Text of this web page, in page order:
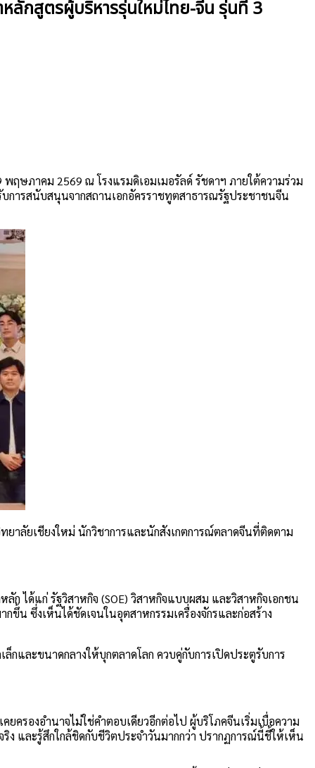
หลักสูตรผู้บริหารรุ่นใหม่ไทย-จีน รุ่นที่ 3
ฤษภาคม 2569 ณ โรงแรมดิเอมเมอรัลด์ รัชดาฯ ภายใต้ความร่วม
การสนับสนุนจากสถานเอกอัครราชทูตสาธารณรัฐประชาชนจีน
ยาลัยเชียงใหม่ นักวิชาการและนักสังเกตการณ์ตลาดจีนที่ติดตาม
ก ได้แก่ รัฐวิสาหกิจ (SOE) วิสาหกิจแบบผสม และวิสาหกิจเอกชน
น ซึ่งเห็นได้ชัดเจนในอุตสาหกรรมเครื่องจักรและก่อสร้าง
และขนาดกลางให้บุกตลาดโลก ควบคู่กับการเปิดประตูรับการ
รองอำนาจไม่ใช่คำตอบเดียวอีกต่อไป ผู้บริโภคจีนเริ่มเบื่อความ
ง และรู้สึกใกล้ชิดกับชีวิตประจำวันมากกว่า ปรากฏการณ์นี้ชี้ให้เห็น